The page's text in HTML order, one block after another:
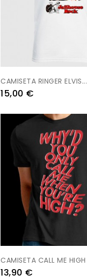
CAMISETA RINGER ELVIS...
Preu
15,00 €
CAMISETA CALL ME HIGH
Preu
13,90 €